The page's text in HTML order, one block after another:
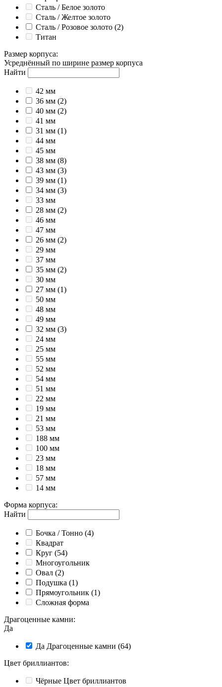
Сталь / Белое золото
Сталь / Желтое золото
Сталь / Розовое золото (2)
Титан
Размер корпуса:
Усреднённый по ширине размер корпуса
Найти
42 мм
36 мм (2)
40 мм (2)
41 мм
31 мм (1)
44 мм
45 мм
38 мм (8)
43 мм (3)
39 мм (1)
34 мм (3)
33 мм
28 мм (2)
46 мм
47 мм
26 мм (2)
29 мм
37 мм
35 мм (2)
30 мм
27 мм (1)
50 мм
48 мм
49 мм
32 мм (3)
24 мм
25 мм
55 мм
52 мм
54 мм
51 мм
22 мм
19 мм
21 мм
53 мм
188 мм
100 мм
23 мм
18 мм
57 мм
14 мм
Форма корпуса:
Найти
Бочка / Тонно (4)
Квадрат
Круг (54)
Многоугольник
Овал (2)
Подушка (1)
Прямоугольник (1)
Сложная форма
Драгоценные камни:
Да
Да Драгоценные камни (64)
Цвет бриллиантов:
Чёрные Цвет бриллиантов